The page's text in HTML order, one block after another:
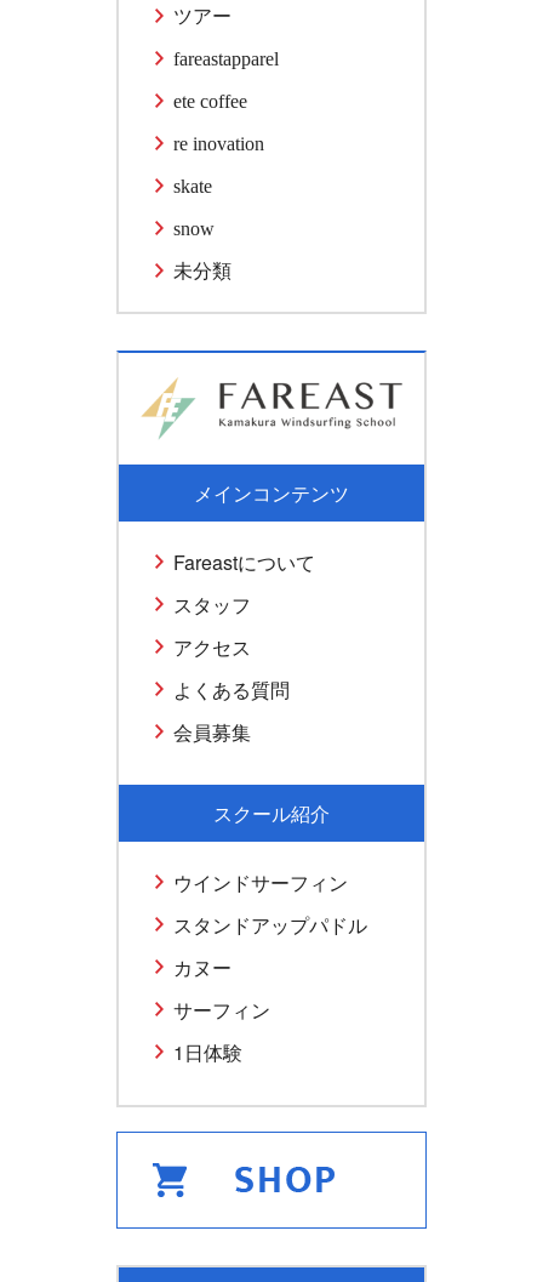
ツアー
fareastapparel
ete coffee
re inovation
skate
snow
未分類
メインコンテンツ
Fareastについて
スタッフ
アクセス
よくある質問
会員募集
スクール紹介
ウインドサーフィン
スタンドアップパドル
カヌー
サーフィン
1日体験